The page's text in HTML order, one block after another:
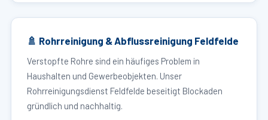
🚿 Rohrreinigung & Abflussreinigung Feldfelde
Verstopfte Rohre sind ein häufiges Problem in
Haushalten und Gewerbeobjekten. Unser
Rohrreinigungsdienst Feldfelde beseitigt Blockaden
gründlich und nachhaltig.